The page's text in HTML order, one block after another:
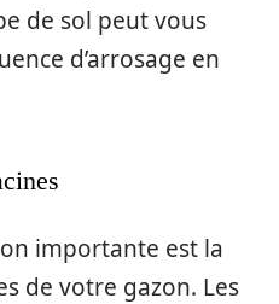
de sol peut vous
d’arrosage en
importante est la
de votre gazon. Les